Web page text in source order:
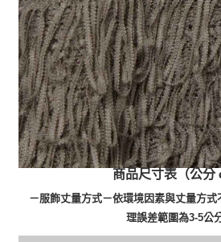
商品尺寸表（公分
－服飾丈量方式－依環境因素與丈量方
理誤差範圍為3-5公